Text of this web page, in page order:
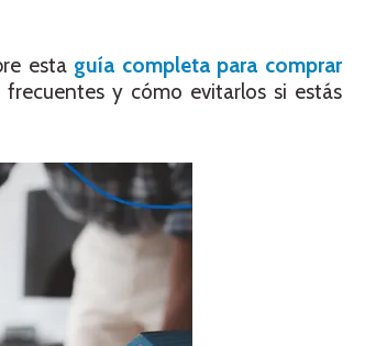
esta guía completa para comprar
y cómo evitarlos si estás